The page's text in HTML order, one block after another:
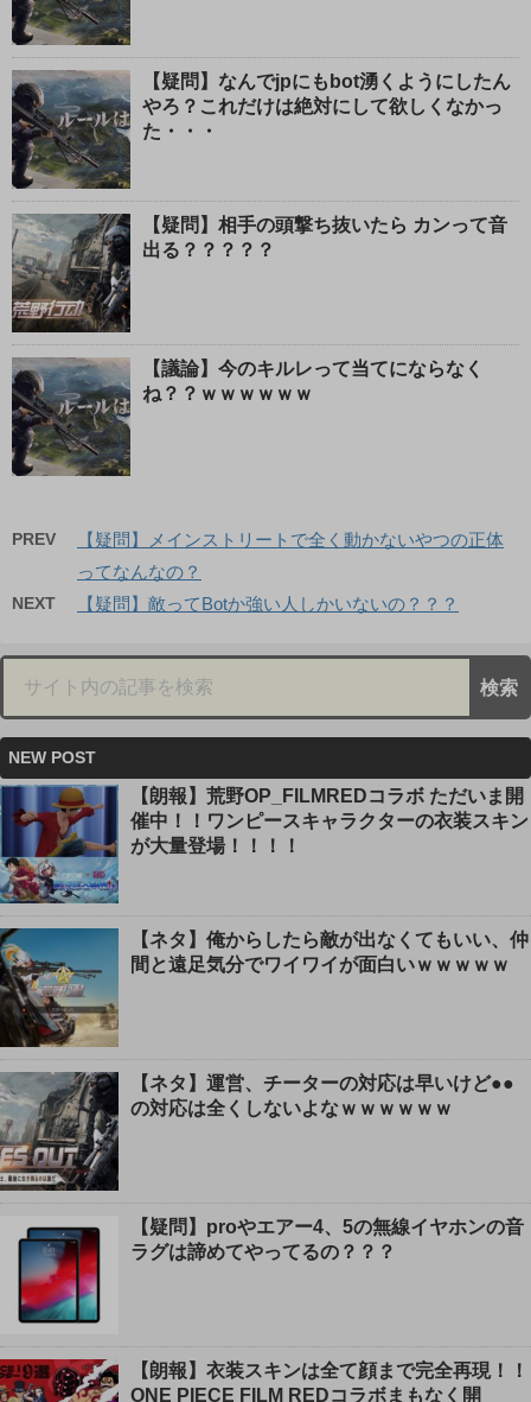
【疑問】なんでjpにもbot湧くようにしたん
やろ？これだけは絶対にして欲しくなかっ
た・・・
【疑問】相手の頭撃ち抜いたら カンって音
出る？？？？？
【議論】今のキルレって当てにならなく
ね？？ｗｗｗｗｗｗ
PREV
【疑問】メインストリートで全く動かないやつの正体
ってなんなの？
NEXT 【疑問】敵ってBotか強い人しかいないの？？？
NEW POST
【朗報】荒野OP_FILMREDコラボ ただいま開
催中！！ワンピースキャラクターの衣装スキン
が大量登場！！！！
【ネタ】俺からしたら敵が出なくてもいい、仲
間と遠足気分でワイワイが面白いｗｗｗｗｗ
【ネタ】運営、チーターの対応は早いけど●●
の対応は全くしないよなｗｗｗｗｗｗ
【疑問】proやエアー4、5の無線イヤホンの音
ラグは諦めてやってるの？？？
【朗報】衣装スキンは全て顔まで完全再現！！
ONE PIECE FILM REDコラボまもなく開